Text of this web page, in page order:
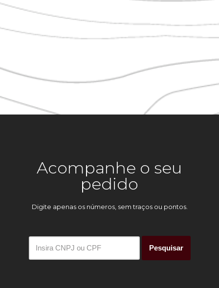
Acompanhe o seu
pedido
Digite apenas os números, sem traços ou pontos.
Pesquisar